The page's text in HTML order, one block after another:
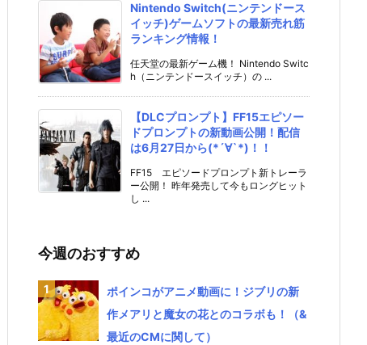
Nintendo Switch(ニンテンドース
イッチ)ゲームソフトの最新売れ筋
ランキング情報！
任天堂の最新ゲーム機！ Nintendo Switc
h（ニンテンドースイッチ）の ...
【DLCプロンプト】FF15エピソー
ドプロンプトの新動画公開！配信
は6月27日から(*´∀`*)！！
FF15 エピソードプロンプト新トレーラ
ー公開！ 昨年発売して今もロングヒット
し ...
今週のおすすめ
ポインコがアニメ動画に！ジブリの新
作メアリと魔女の花とのコラボも！（&
最近のCMに関して）